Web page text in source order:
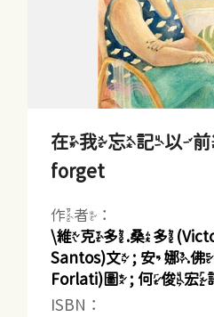
在我忘記以前
forget
作者：
\維克多.桑多(Victor
Santos)文 ; 安娜.
Forlati)圖 ; 何俊宏
ISBN：